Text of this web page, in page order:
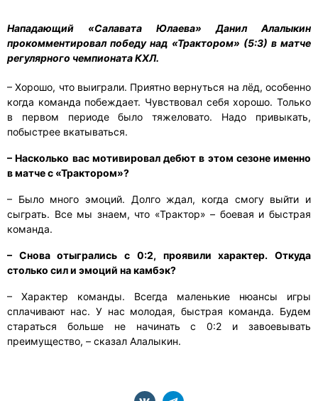
Нападающий «Салавата Юлаева» Данил Алалыкин
прокомментировал победу над «Трактором» (5:3) в матче
регулярного чемпионата КХЛ.
– Хорошо, что выиграли. Приятно вернуться на лёд, особенно
когда команда побеждает. Чувствовал себя хорошо. Только
в первом периоде было тяжеловато. Надо привыкать,
побыстрее вкатываться.
– Насколько вас мотивировал дебют в этом сезоне именно
в матче с «Трактором»?
– Было много эмоций. Долго ждал, когда смогу выйти и
сыграть. Все мы знаем, что «Трактор» – боевая и быстрая
команда.
– Снова отыгрались с 0:2, проявили характер. Откуда
столько сил и эмоций на камбэк?
– Характер команды. Всегда маленькие нюансы игры
сплачивают нас. У нас молодая, быстрая команда. Будем
стараться больше не начинать с 0:2 и завоевывать
преимущество, – сказал Алалыкин.